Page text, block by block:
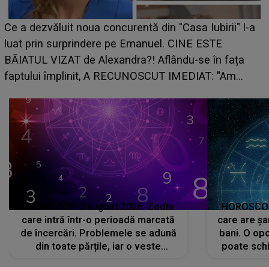
l-a
HOROSCOP de weekend, 8-9 august 2026.
care riscă să rămână fără bani. O decizie
grabă îi aduce pierderi semnificative și îi dă
planurile peste cap
HOROSCOP 7 august 2026. Zodia
care intră într-o perioadă marcată
de încercări. Problemele se adună
din toate părțile, iar o veste
care are
bani. O
poate